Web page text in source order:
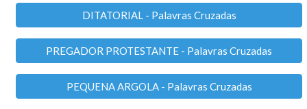
DITATORIAL - Palavras Cruzadas
PREGADOR PROTESTANTE - Palavras Cruzadas
PEQUENA ARGOLA - Palavras Cruzadas